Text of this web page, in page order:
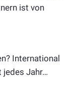
ist von
International
jedes Jahr…